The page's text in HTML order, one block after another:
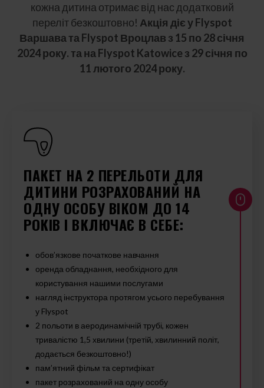
кожна дитина отримає від нас додатковий
переліт безкоштовно! Акція діє у Flyspot
Варшава та Flyspot Вроцлав з 15 по 28 січня
2024 року. та на Flyspot Katowice з 29 січня по
11 лютого 2024 року.
ПАКЕТ НА 2 ПЕРЕЛЬОТИ ДЛЯ
ДИТИНИ РОЗРАХОВАНИЙ НА
ОДНУ ОСОБУ ВІКОМ ДО 14
РОКІВ І ВКЛЮЧАЄ В СЕБЕ:
обов’язкове початкове навчання
оренда обладнання, необхідного для
користування нашими послугами
нагляд інструктора протягом усього перебування
у Flyspot
2 польоти в аеродинамічній трубі, кожен
тривалістю 1,5 хвилини (третій, хвилинний політ,
додається безкоштовно!)
пам’ятний фільм та сертифікат
пакет розрахований на одну особу